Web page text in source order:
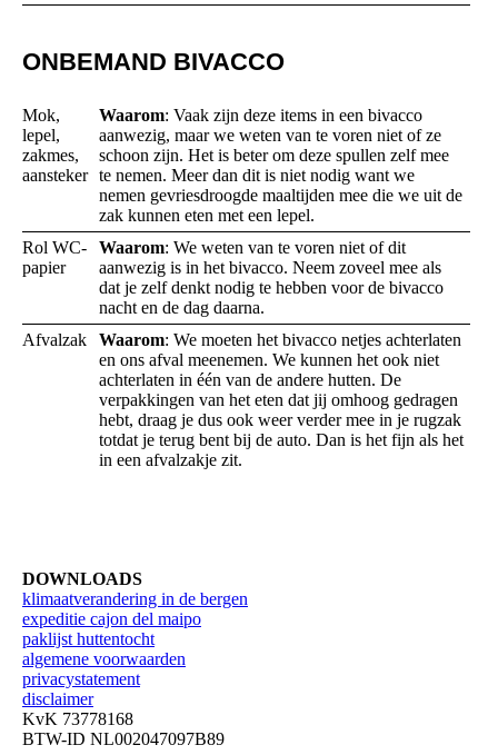
ONBEMAND BIVACCO
Mok,
lepel,
zakmes,
aansteker
Waarom: Vaak zijn deze items in een bivacco
aanwezig, maar we weten van te voren niet of ze
schoon zijn. Het is beter om deze spullen zelf mee
te nemen. Meer dan dit is niet nodig want we
nemen gevriesdroogde maaltijden mee die we uit de
zak kunnen eten met een lepel.
Rol WC-
papier
Waarom: We weten van te voren niet of dit
aanwezig is in het bivacco. Neem zoveel mee als
dat je zelf denkt nodig te hebben voor de bivacco
nacht en de dag daarna.
Afvalzak
Waarom: We moeten het bivacco netjes achterlaten
en ons afval meenemen. We kunnen het ook niet
achterlaten in één van de andere hutten. De
verpakkingen van het eten dat jij omhoog gedragen
hebt, draag je dus ook weer verder mee in je rugzak
totdat je terug bent bij de auto. Dan is het fijn als het
in een afvalzakje zit.
DOWNLOADS
klimaatverandering in de bergen
expeditie cajon del maipo
paklijst huttentocht
algemene voorwaarden
privacystatement
disclaimer
KvK 73778168
BTW-ID NL002047097B89